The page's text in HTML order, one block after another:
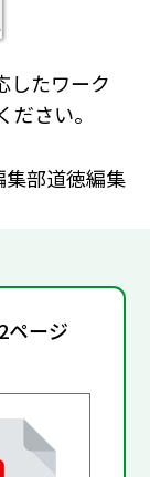
したワーク
さい。
部道徳編集
ページ